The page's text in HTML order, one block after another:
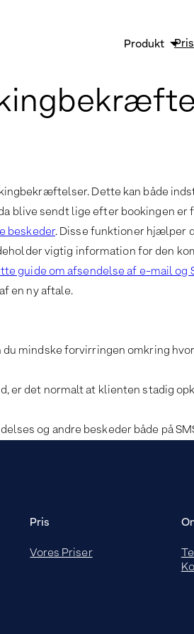
Produkt
Strømlin
Pris
Dette kan både
blive sendt lige efter bookingen
beskeder. Disse funktioner hjælper
vigtig information for den
guide om afsendelse af e-mail og
en ny aftale.
mindske forvirringen omkring
er det normalt at klienten stadig
og andre beskeder både på
Pris
Vores Priser